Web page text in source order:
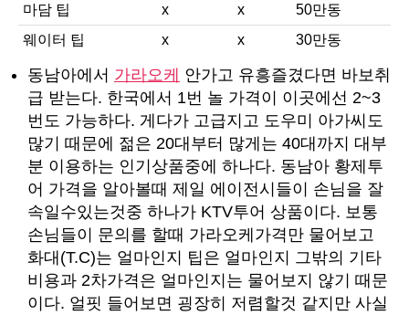
마담 팁
x x
50만동
웨이터 팁
x x 30만동
동남아에서 가라오케 안가고 유흥즐겼다면 바보취
급 받는다. 한국에서 1번 놀 가격이 이곳에선 2~3
번도 가능하다. 게다가 고급지고 도우미 아가씨도
많기 때문에 젊은 20대부터 많게는 40대까지 대부
분 이용하는 인기상품중에 하나다. 동남아 황제투
어 가격을 알아볼때 제일 에이전시들이 손님을 잘
속일수있는것중 하나가 KTV투어 상품이다. 보통
손님들이 문의를 할때 가라오케가격만 물어보고
화대(T.C)는 얼마인지 팁은 얼마인지 그밖의 기타
비용과 2차가격은 얼마인지는 물어보지 않기 때문
이다. 얼핏 들어보면 굉장히 저렴할것 같지만 사실